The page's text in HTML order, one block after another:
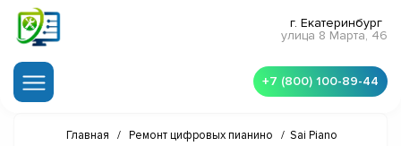
г. Екатеринбург
улица 8 Марта, 46
+7 (800) 100-89-44
Главная / Ремонт цифровых пианино / Sai Piano